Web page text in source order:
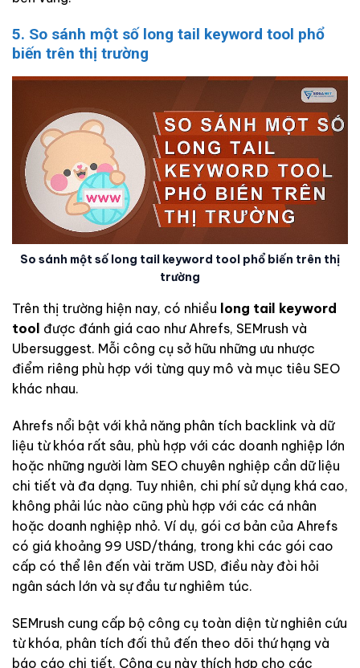
5. So sánh một số long tail keyword tool phổ
biến trên thị trường
So sánh một số long tail keyword tool phổ biến trên thị
trường
Trên thị trường hiện nay, có nhiều long tail keyword
tool được đánh giá cao như Ahrefs, SEMrush và
Ubersuggest. Mỗi công cụ sở hữu những ưu nhược
điểm riêng phù hợp với từng quy mô và mục tiêu SEO
khác nhau.
Ahrefs nổi bật với khả năng phân tích backlink và dữ
liệu từ khóa rất sâu, phù hợp với các doanh nghiệp lớn
hoặc những người làm SEO chuyên nghiệp cần dữ liệu
chi tiết và đa dạng. Tuy nhiên, chi phí sử dụng khá cao,
không phải lúc nào cũng phù hợp với các cá nhân
hoặc doanh nghiệp nhỏ. Ví dụ, gói cơ bản của Ahrefs
có giá khoảng 99 USD/tháng, trong khi các gói cao
cấp có thể lên đến vài trăm USD, điều này đòi hỏi
ngân sách lớn và sự đầu tư nghiêm túc.
SEMrush cung cấp bộ công cụ toàn diện từ nghiên cứu
từ khóa, phân tích đối thủ đến theo dõi thứ hạng và
báo cáo chi tiết. Công cụ này thích hợp cho các